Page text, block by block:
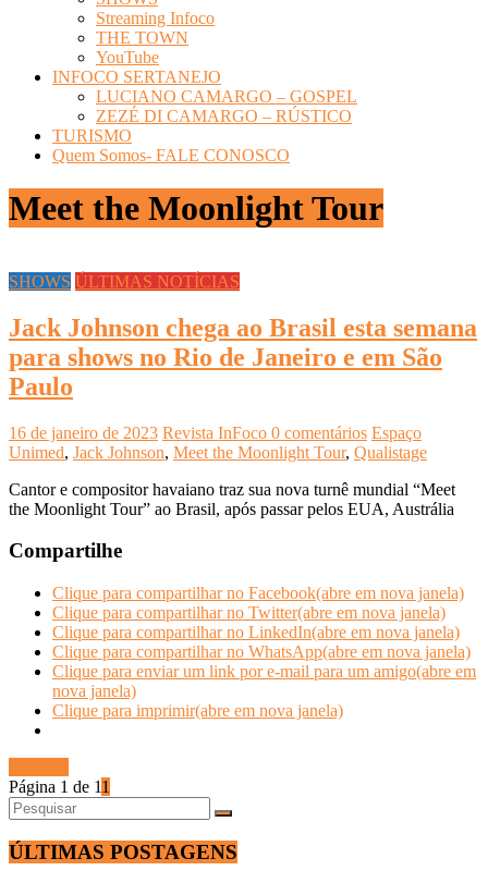
Streaming Infoco
THE TOWN
YouTube
INFOCO SERTANEJO
LUCIANO CAMARGO – GOSPEL
ZEZÉ DI CAMARGO – RÚSTICO
TURISMO
Quem Somos- FALE CONOSCO
Meet the Moonlight Tour
SHOWS ÚLTIMAS NOTÍCIAS
Jack Johnson chega ao Brasil esta semana
para shows no Rio de Janeiro e em São
Paulo
16 de janeiro de 2023 Revista InFoco 0 comentários Espaço
Unimed, Jack Johnson, Meet the Moonlight Tour, Qualistage
Cantor e compositor havaiano traz sua nova turnê mundial “Meet
the Moonlight Tour” ao Brasil, após passar pelos EUA, Austrália
Compartilhe
Clique para compartilhar no Facebook(abre em nova janela)
Clique para compartilhar no Twitter(abre em nova janela)
Clique para compartilhar no LinkedIn(abre em nova janela)
Clique para compartilhar no WhatsApp(abre em nova janela)
Clique para enviar um link por e-mail para um amigo(abre em
nova janela)
Clique para imprimir(abre em nova janela)
Página 1 de 11
ÚLTIMAS POSTAGENS